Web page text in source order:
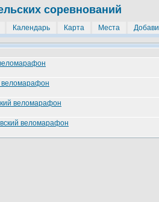
соревнований
Календарь Карта Места
веломарафон
веломарафон
веломарафон